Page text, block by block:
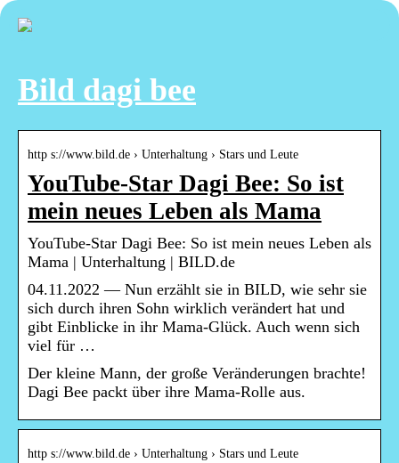
Bild dagi bee
http s://www.bild.de › Unterhaltung › Stars und Leute
YouTube-Star Dagi Bee: So ist
mein neues Leben als Mama
YouTube-Star Dagi Bee: So ist mein neues Leben als
Mama | Unterhaltung | BILD.de
04.11.2022 — Nun erzählt sie in BILD, wie sehr sie
sich durch ihren Sohn wirklich verändert hat und
gibt Einblicke in ihr Mama-Glück. Auch wenn sich
viel für …
Der kleine Mann, der große Veränderungen brachte!
Dagi Bee packt über ihre Mama-Rolle aus.
http s://www.bild.de › Unterhaltung › Stars und Leute